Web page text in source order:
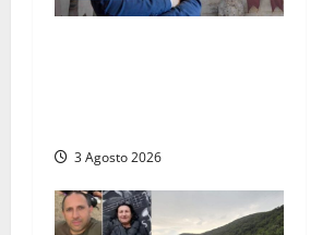
3 Agosto 2026